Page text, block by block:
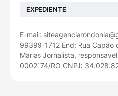
EXPEDIENTE
E-mail:
99399-1712 End: Rua Capão
Marias Jornalista,
0002174/RO CNPJ: